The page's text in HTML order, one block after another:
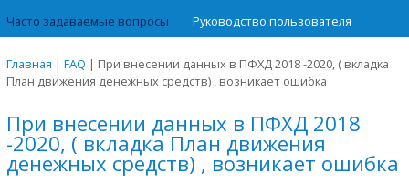
Часто задаваемые вопросы
Руководство пользователя
Главная | FAQ | При внесении данных в ПФХД 2018 -2020, ( вкладка
План движения денежных средств) , возникает ошибка
При внесении данных в ПФХД 2018
-2020, ( вкладка План движения
денежных средств) , возникает ошибка